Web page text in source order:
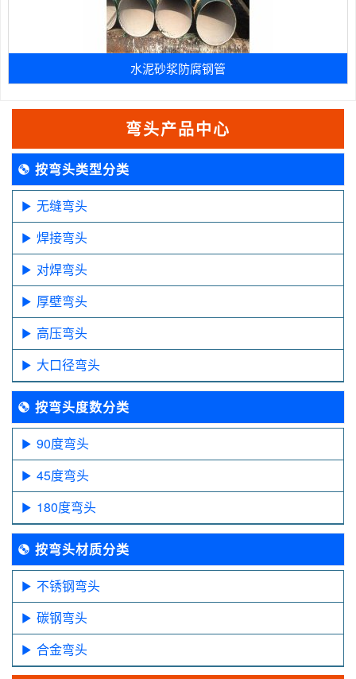
水泥砂浆防腐钢管
弯头产品中心
按弯头类型分类
无缝弯头
焊接弯头
对焊弯头
厚壁弯头
高压弯头
大口径弯头
按弯头度数分类
90度弯头
45度弯头
180度弯头
按弯头材质分类
不锈钢弯头
碳钢弯头
合金弯头